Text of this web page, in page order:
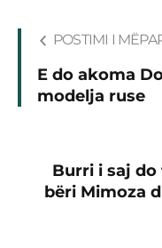
POSTIMI I
E do akoma
modelja ruse
Burri i saj
bëri Mimoza